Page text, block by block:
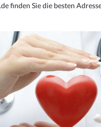
finden Sie die besten